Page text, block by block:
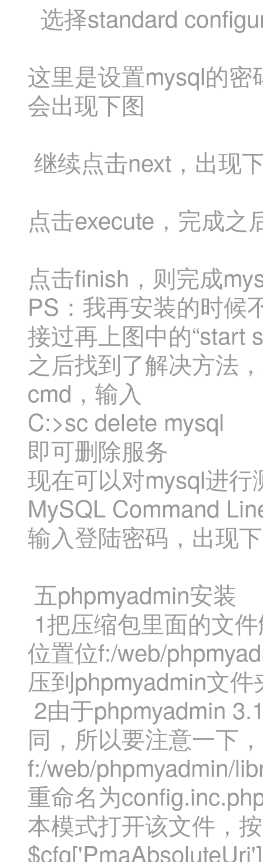
选择standard
这里是设置mysql的
会出现下图
继续点击next，出现
点击execute，完成之
点击finish，则完成
PS：我再安装的时候
接过再上图中的“start
之后找到了解决方法
cmd，输入
C:>sc delete mysql
即可删除服务
现在可以对mysql进
MySQL Command
输入登陆密码，出现
五phpmyadmin安装
1把压缩包里面的文
位置位f:/web/
压到phpmyadmin文件
2由于phpmyadmin
同，所以要注意一下
f:/web/phpmyadmin/
重命名为
本模式打开该文件，